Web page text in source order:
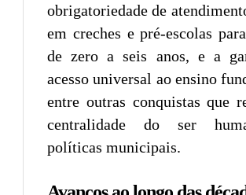
obrigatoriedade de
em creches e pré-escolas
de zero a seis anos, e a
acesso universal ao ensino
entre outras conquistas que
centralidade do ser
políticas municipais.